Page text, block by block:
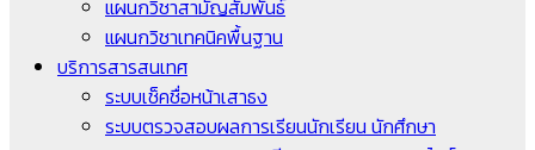
แผนกวิชาสามัญสัมพันธ์
แผนกวิชาเทคนิคพื้นฐาน
บริการสารสนเทศ
ระบบเช็คชื่อหน้าเสาธง
ระบบตรวจสอบผลการเรียนนักเรียน นักศึกษา